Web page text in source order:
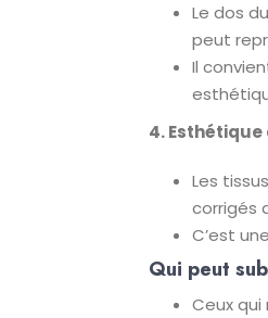
Le dos
peut
Il
4.
Les
corrigés
C’est
Qui peut
Ceux qui